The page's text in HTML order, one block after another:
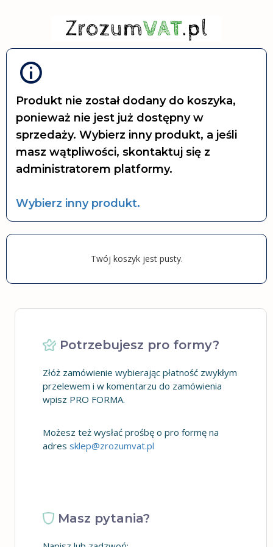
Produkt nie został dodany do koszyka,
ponieważ nie jest już dostępny w
sprzedaży. Wybierz inny produkt, a jeśli
masz wątpliwości, skontaktuj się z
administratorem platformy.
Wybierz inny produkt.
Twój koszyk jest pusty.
Potrzebujesz pro formy?
Złóż zamówienie wybierając płatność zwykłym
przelewem i w komentarzu do zamówienia
wpisz PRO FORMA.
Możesz też wysłać prośbę o pro formę na
adressklep@zrozumvat.pl
Masz pytania?